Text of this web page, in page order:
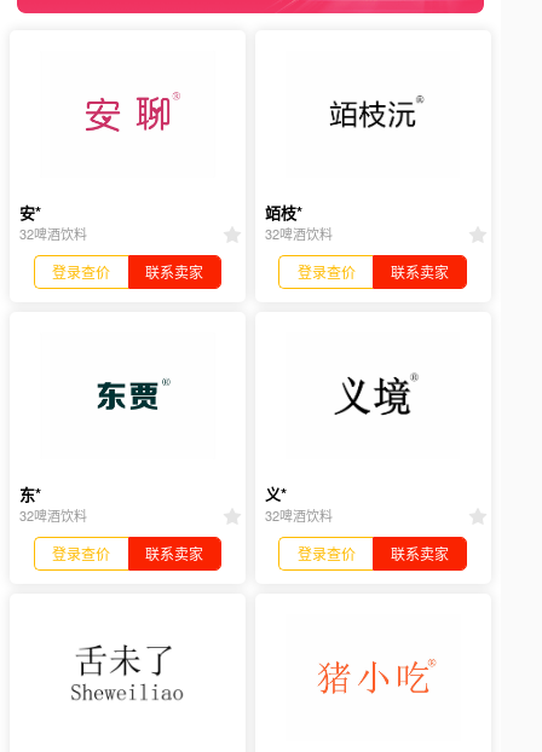
安*
32啤酒饮料
登录查价 联系卖家
竡枝*
32啤酒饮料
登录查价 联系卖家
东*
32啤酒饮料
登录查价 联系卖家
义*
32啤酒饮料
登录查价 联系卖家